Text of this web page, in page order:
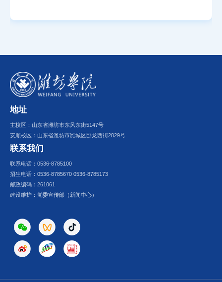
地址
主校区：山东省潍坊市东风东街5147号
安顺校区：山东省潍坊市潍城区卧龙西街2829号
联系我们
联系电话：0536-8785100
招生电话：0536-8785670 0536-8785173
邮政编码：261061
建设维护：党委宣传部（新闻中心）